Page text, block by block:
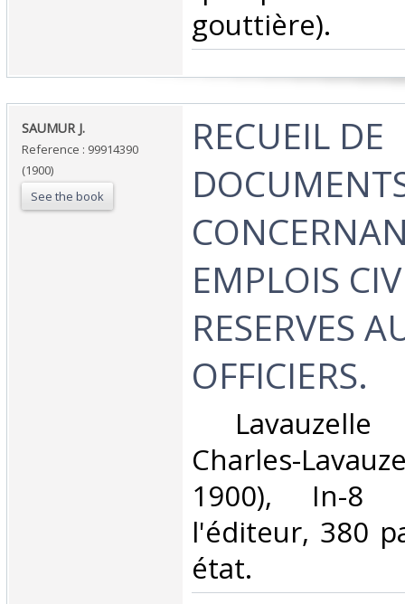
gouttière). ‎
‎SAUMUR J. ‎
Reference : 99914390
(1900)
See the book
‎RECUEIL DE
EMPLOIS
RESERVES
OFFICIERS. ‎
Charles-
1900), In-8
l'éditeur, 380
état.‎